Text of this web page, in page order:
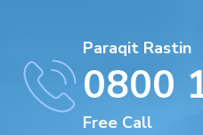
Paraqit Rastin
0800
Free Call